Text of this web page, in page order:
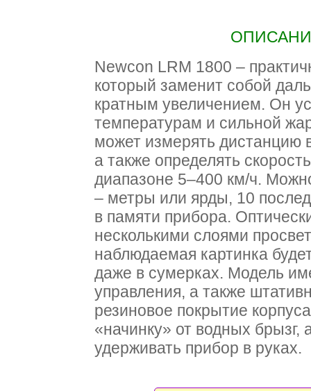
Newcon LRM 1800 –
который заменит собой
кратным увеличением. Он
температурам и сильной
может измерять дистанцию
а также определять
диапазоне 5–400 км/ч.
– метры или ярды, 10
в памяти прибора.
несколькими слоями
наблюдаемая картинка
даже в сумерках. Модель
управления, а также
резиновое покрытие
«начинку» от водных брызг,
удерживать прибор в руках.